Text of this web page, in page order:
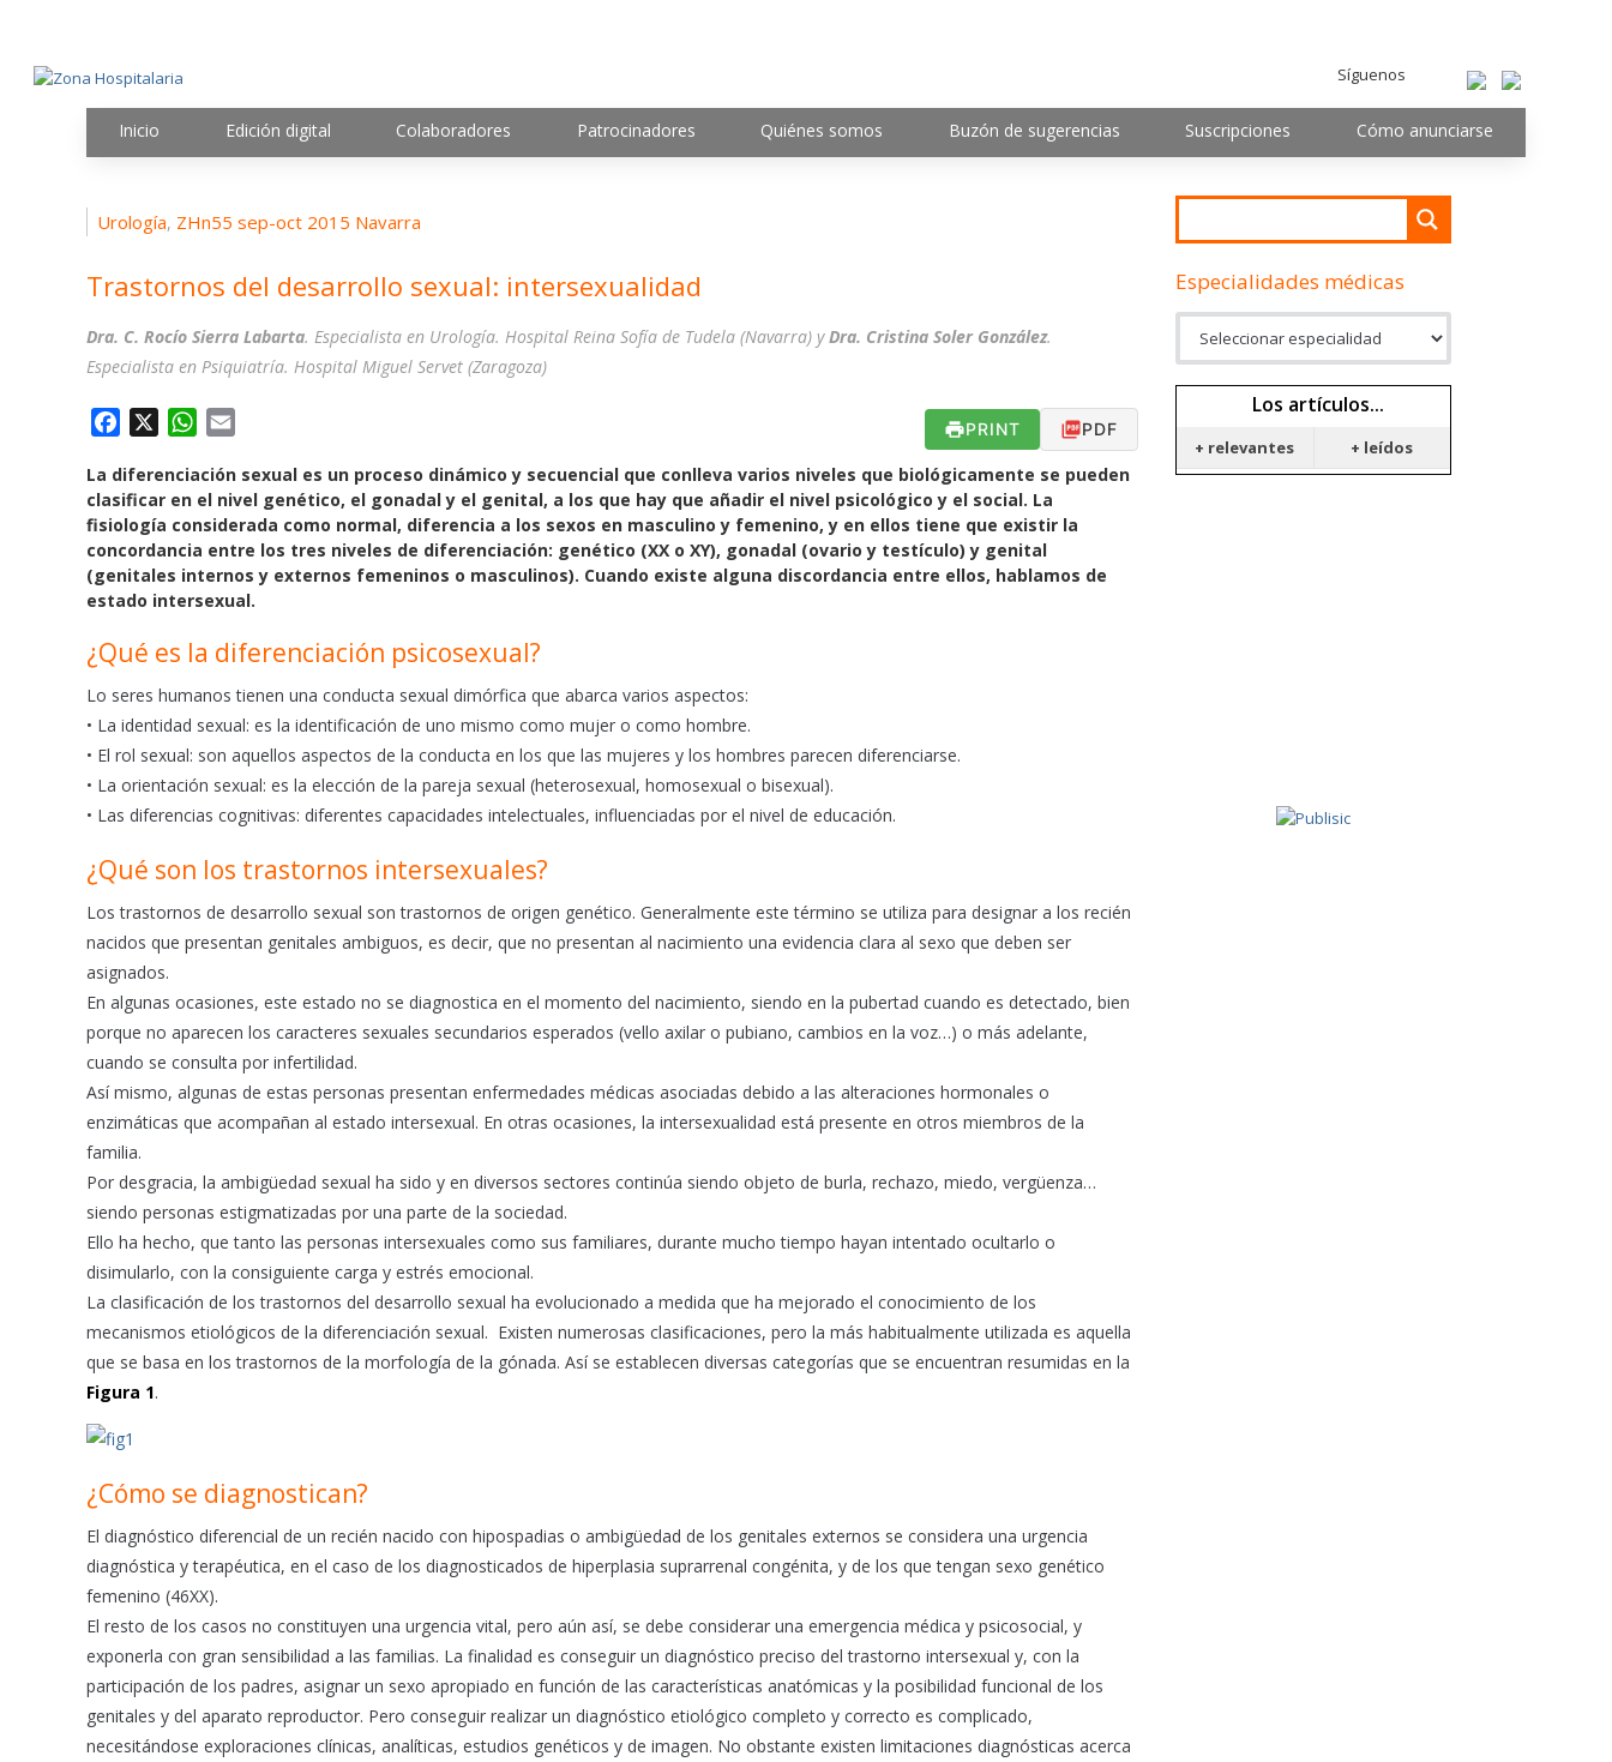
Síguenos
Inicio Edición digital Colaboradores Patrocinadores Quiénes somos Buzón de sugerencias Suscripciones Cómo anunciarse
Urología, ZHn55 sep-oct 2015 Navarra
Trastornos del desarrollo sexual: intersexualidad
Dra. C. Rocío Sierra Labarta. Especialista en Urología. Hospital Reina Sofía de Tudela (Navarra) yDra. Cristina Soler González.
Especialista en Psiquiatría. Hospital Miguel Servet (Zaragoza)
c
e
b
o
o
W
a
t
s
A
p
a
i
l
PRINT PDF
La diferenciación sexual es un proceso dinámico y secuencial que conlleva varios niveles que biológicamente se pueden
clasificar en el nivel genético, el gonadal y el genital, a los que hay que añadir el nivel psicológico y el social. La
fisiología considerada como normal, diferencia a los sexos en masculino y femenino, y en ellos tiene que existir la
concordancia entre los tres niveles de diferenciación: genético (XX o XY), gonadal (ovario y testículo) y genital
(genitales internos y externos femeninos o masculinos). Cuando existe alguna discordancia entre ellos, hablamos de
estado intersexual.
¿Qué es la diferenciación psicosexual?
Lo seres humanos tienen una conducta sexual dimórfica que abarca varios aspectos:
• La identidad sexual: es la identificación de uno mismo como mujer o como hombre.
• El rol sexual: son aquellos aspectos de la conducta en los que las mujeres y los hombres parecen diferenciarse.
• La orientación sexual: es la elección de la pareja sexual (heterosexual, homosexual o bisexual).
• Las diferencias cognitivas: diferentes capacidades intelectuales, influenciadas por el nivel de educación.
¿Qué son los trastornos intersexuales?
Los trastornos de desarrollo sexual son trastornos de origen genético. Generalmente este término se utiliza para designar a los recién
nacidos que presentan genitales ambiguos, es decir, que no presentan al nacimiento una evidencia clara al sexo que deben ser
asignados.
En algunas ocasiones, este estado no se diagnostica en el momento del nacimiento, siendo en la pubertad cuando es detectado, bien
porque no aparecen los caracteres sexuales secundarios esperados (vello axilar o pubiano, cambios en la voz…) o más adelante,
cuando se consulta por infertilidad.
Así mismo, algunas de estas personas presentan enfermedades médicas asociadas debido a las alteraciones hormonales o
enzimáticas que acompañan al estado intersexual. En otras ocasiones, la intersexualidad está presente en otros miembros de la
familia.
Por desgracia, la ambigüedad sexual ha sido y en diversos sectores continúa siendo objeto de burla, rechazo, miedo, vergüenza…
siendo personas estigmatizadas por una parte de la sociedad.
Ello ha hecho, que tanto las personas intersexuales como sus familiares, durante mucho tiempo hayan intentado ocultarlo o
disimularlo, con la consiguiente carga y estrés emocional.
La clasificación de los trastornos del desarrollo sexual ha evolucionado a medida que ha mejorado el conocimiento de los
mecanismos etiológicos de la diferenciación sexual. Existen numerosas clasificaciones, pero la más habitualmente utilizada es aquella
que se basa en los trastornos de la morfología de la gónada. Así se establecen diversas categorías que se encuentran resumidas en la
Figura 1.
¿Cómo se diagnostican?
El diagnóstico diferencial de un recién nacido con hipospadias o ambigüedad de los genitales externos se considera una urgencia
diagnóstica y terapéutica, en el caso de los diagnosticados de hiperplasia suprarrenal congénita, y de los que tengan sexo genético
femenino (46XX).
El resto de los casos no constituyen una urgencia vital, pero aún así, se debe considerar una emergencia médica y psicosocial, y
exponerla con gran sensibilidad a las familias. La finalidad es conseguir un diagnóstico preciso del trastorno intersexual y, con la
participación de los padres, asignar un sexo apropiado en función de las características anatómicas y la posibilidad funcional de los
genitales y del aparato reproductor. Pero conseguir realizar un diagnóstico etiológico completo y correcto es complicado,
necesitándose exploraciones clínicas, analíticas, estudios genéticos y de imagen. No obstante existen limitaciones diagnósticas acerca
Especialidades médicas
Los artículos...
+ relevantes + leídos